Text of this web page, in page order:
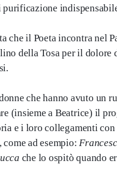
indispensabile
che il Poeta incontra nel
della Tosa per il
che hanno avuto un
(insieme a Beatrice) il
e i loro collegamenti
ad esempio:
che lo ospitò quando